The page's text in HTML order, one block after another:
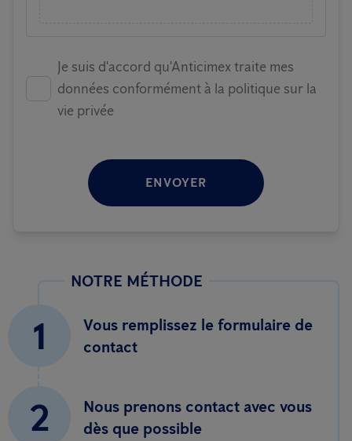
Je suis d'accord qu'Anticimex traite mes
données conformément à la politique sur la
vie privée
ENVOYER
NOTRE MÉTHODE
1
Vous remplissez le formulaire de
contact
2
Nous prenons contact avec vous
dès que possible